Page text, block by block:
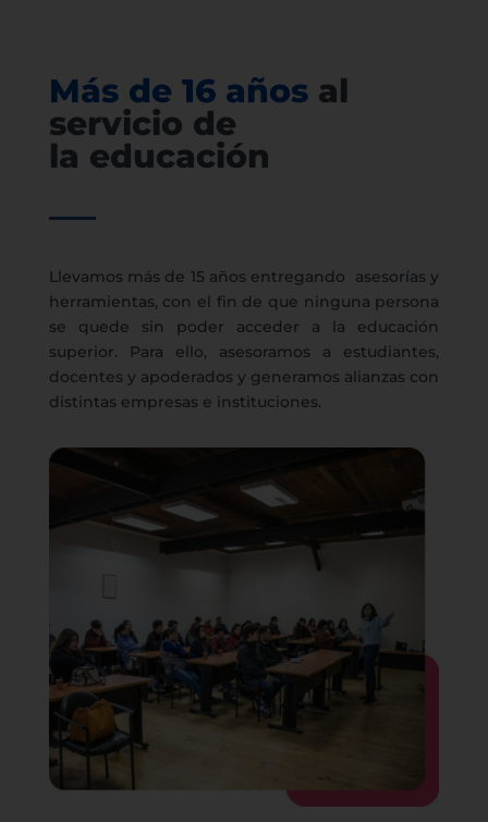
Más de 16 años al
servicio de
la educación
Llevamos más de 15 años entregando asesorías y
herramientas, con el fin de que ninguna persona
se quede sin poder acceder a la educación
superior. Para ello, asesoramos a estudiantes,
docentes y apoderados y generamos alianzas con
distintas empresas e instituciones.